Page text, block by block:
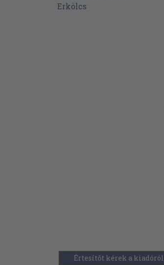
Értesítőt kérek a kiadóról